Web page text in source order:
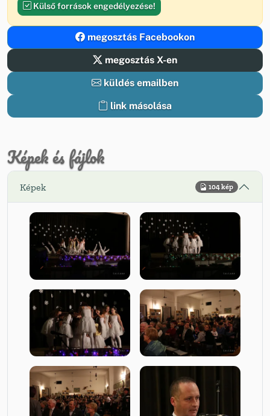
Külső források engedélyezése!
megosztás Facebookon
megosztás X-en
küldés emailben
link másolása
Képek és fájlok
Képek 104 kép